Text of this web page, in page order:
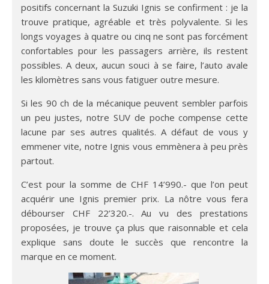
positifs concernant la Suzuki Ignis se confirment : je la
trouve pratique, agréable et très polyvalente. Si les
longs voyages à quatre ou cinq ne sont pas forcément
confortables pour les passagers arrière, ils restent
possibles. A deux, aucun souci à se faire, l’auto avale
les kilomètres sans vous fatiguer outre mesure.
Si les 90 ch de la mécanique peuvent sembler parfois
un peu justes, notre SUV de poche compense cette
lacune par ses autres qualités. A défaut de vous y
emmener vite, notre Ignis vous emmènera à peu près
partout.
C’est pour la somme de CHF 14’990.- que l’on peut
acquérir une Ignis premier prix. La nôtre vous fera
débourser CHF 22’320.-. Au vu des prestations
proposées, je trouve ça plus que raisonnable et cela
explique sans doute le succès que rencontre la
marque en ce moment.